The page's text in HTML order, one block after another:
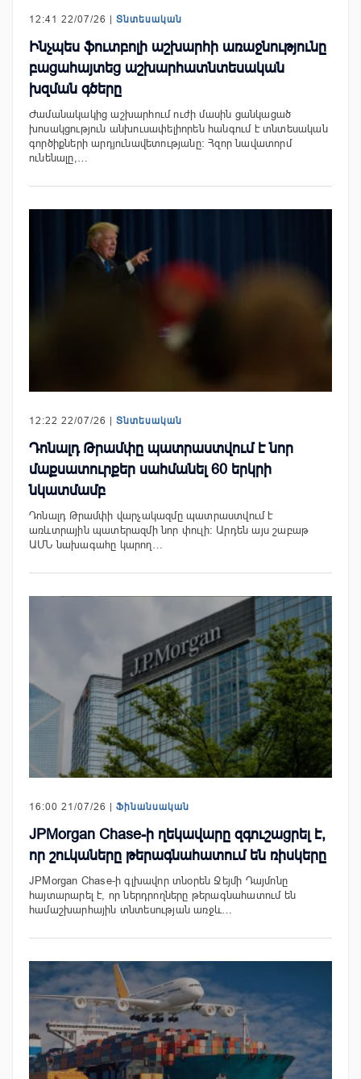
12:41 22/07/26 | Տնտեսական
Ինչպես ֆուտբոլի աշխարհի առաջնությունը
բացահայտեց աշխարհատնտեսական
խզման գծերը
Ժամանակակից աշխարհում ուժի մասին ցանկացած
խոսակցություն անխուսափելիորեն հանգում է տնտեսական
գործիքների արդյունավետությանը։ Հզոր նավատորմ
ունենալը,…
12:22 22/07/26 | Տնտեսական
Դոնալդ Թրամփը պատրաստվում է նոր
մաքսատուրքեր սահմանել 60 երկրի
նկատմամբ
Դոնալդ Թրամփի վարչակազմը պատրաստվում է
առևտրային պատերազմի նոր փուլի։ Արդեն այս շաբաթ
ԱՄՆ նախագահը կարող…
16:00 21/07/26 | Ֆինանսական
JPMorgan Chase-ի ղեկավարը զգուշացրել է,
որ շուկաները թերագնահատում են ռիսկերը
JPMorgan Chase-ի գլխավոր տնօրեն Ջեյմի Դայմոնը
հայտարարել է, որ ներդրողները թերագնահատում են
համաշխարհային տնտեսության առջև…